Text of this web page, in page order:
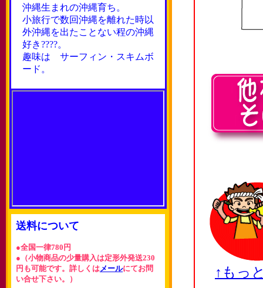
沖縄生まれの沖縄育ち。
小旅行で数回沖縄を離れた時以
外沖縄を出たことない程の沖縄
好き????。
趣味は サーフィン・スキムボ
ード。
送料について
●全国一律780円
●（小物商品の少量購入は定形外発送230
円も可能です。詳しくはメールにてお問
い合せ下さい。）
↑もっ